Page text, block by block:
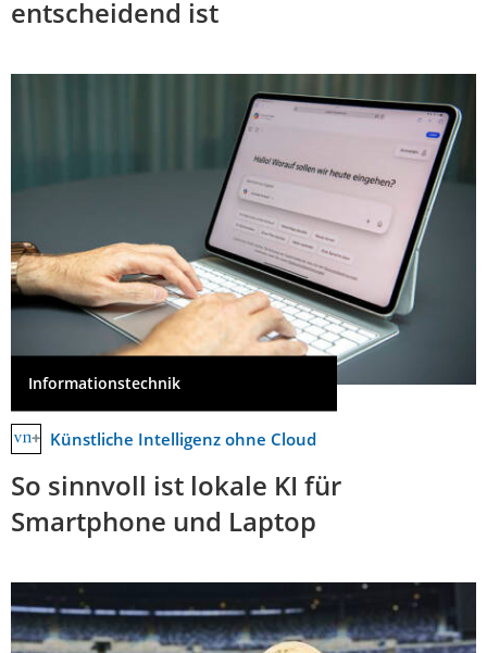
entscheidend ist
Informationstechnik
Künstliche Intelligenz ohne Cloud
So sinnvoll ist lokale KI für
Smartphone und Laptop